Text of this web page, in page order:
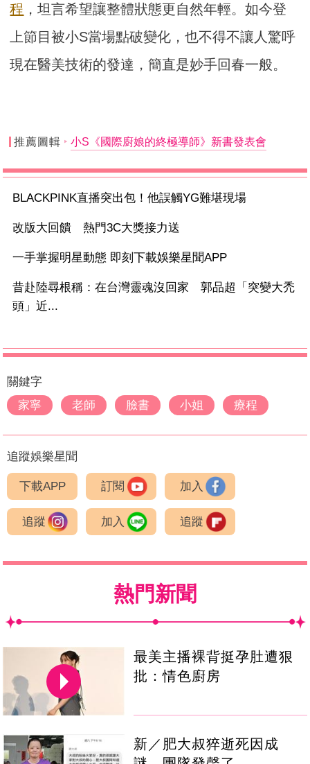
程 ，坦言希望讓整體狀態更自然年輕。如今登
上節目被小S當場點破變化，也不得不讓人驚呼
現在醫美技術的發達，簡直是妙手回春一般。
推薦圖輯 小S《國際廚娘的終極導師》新書發表會
BLACKPINK直播突出包！他誤觸YG難堪現場
改版大回饋 熱門3C大獎接力送
一手掌握明星動態 即刻下載娛樂星聞APP
昔赴陸尋根稱：在台灣靈魂沒回家 郭品超「突變大禿
頭」近...
關鍵字
家寧
老師 臉書 小姐 療程
追蹤娛樂星聞
下載APP 訂閱 加入
追蹤 加入 追蹤
熱門新聞
最美主播裸背挺孕肚遭狠
批：情色廚房
新／肥大叔猝逝死因成